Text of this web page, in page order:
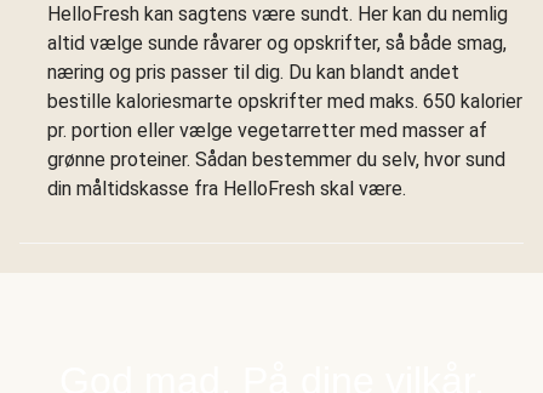
HelloFresh kan sagtens være sundt. Her kan du nemlig
altid vælge sunde råvarer og opskrifter, så både smag,
næring og pris passer til dig. Du kan blandt andet
bestille kaloriesmarte opskrifter med maks. 650 kalorier
pr. portion eller vælge vegetarretter med masser af
grønne proteiner. Sådan bestemmer du selv, hvor sund
din måltidskasse fra HelloFresh skal være.